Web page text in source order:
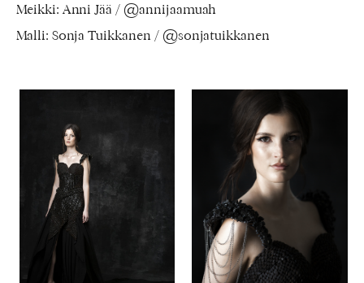
Meikki: Anni Jää / @annijaamuah
Malli: Sonja Tuikkanen / @sonjatuikkanen